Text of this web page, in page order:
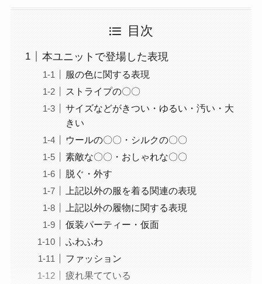
目次
本ユニットで登場した表現
服の色に関する表現
ストライプの〇〇
サイズなどがきつい・ゆるい・汚い・大
きい
ウールの〇〇・シルクの〇〇
素敵な〇〇・おしゃれな〇〇
脱ぐ・外す
上記以外の服を着る関連の表現
上記以外の履物に関する表現
仮装パーティー・仮面
ふわふわ
ファッション
疲れ果てている